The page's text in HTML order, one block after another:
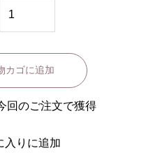
本
枯
真
空
女
カゴに追加
回のご注文で獲得
入りに追加